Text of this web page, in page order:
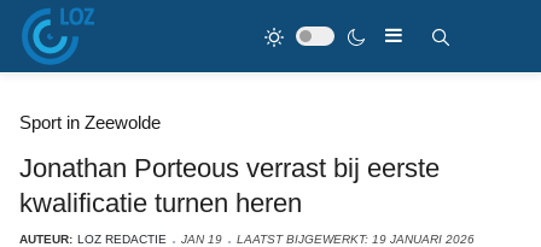
Sport in Zeewolde
Jonathan Porteous verrast bij eerste
kwalificatie turnen heren
AUTEUR: LOZ REDACTIE JAN 19 LAATST BIJGEWERKT: 19 JANUARI 2026